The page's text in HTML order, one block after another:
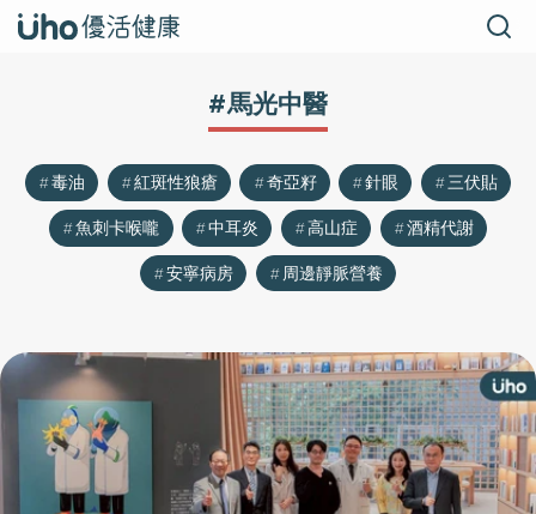
#馬光中醫
毒油 紅斑性狼瘡 奇亞籽 針眼
三伏貼
魚刺卡喉嚨
中耳炎 高山症
酒精代謝
安寧病房
周邊靜脈營養